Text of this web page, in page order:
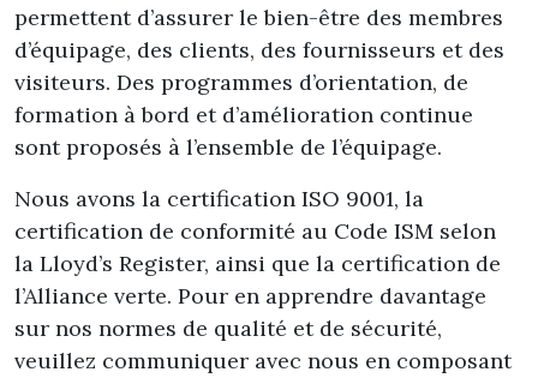
permettent d’assurer le bien-être des membres
d’équipage, des clients, des fournisseurs et des
visiteurs. Des programmes d’orientation, de
formation à bord et d’amélioration continue
sont proposés à l’ensemble de l’équipage.
Nous avons la certification ISO 9001, la
certification de conformité au Code ISM selon
la Lloyd’s Register, ainsi que la certification de
l’Alliance verte. Pour en apprendre davantage
sur nos normes de qualité et de sécurité,
veuillez communiquer avec nous en composant